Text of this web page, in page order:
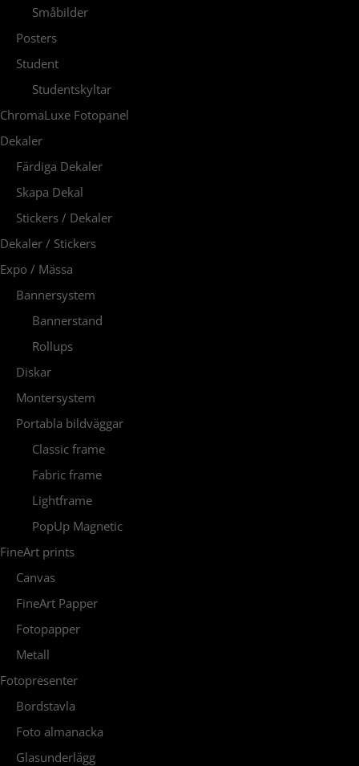
Småbilder
Posters
Student
Studentskyltar
ChromaLuxe Fotopanel
Dekaler
Färdiga Dekaler
Skapa Dekal
Stickers / Dekaler
Dekaler / Stickers
Expo / Mässa
Bannersystem
Bannerstand
Rollups
Diskar
Montersystem
Portabla bildväggar
Classic frame
Fabric frame
Lightframe
PopUp Magnetic
FineArt prints
Canvas
FineArt Papper
Fotopapper
Metall
Fotopresenter
Bordstavla
Foto almanacka
Glasunderlägg